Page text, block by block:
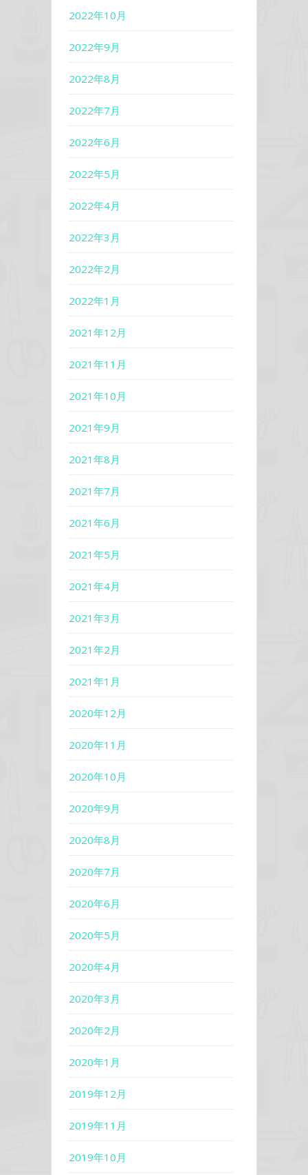
2022年10月
2022年9月
2022年8月
2022年7月
2022年6月
2022年5月
2022年4月
2022年3月
2022年2月
2022年1月
2021年12月
2021年11月
2021年10月
2021年9月
2021年8月
2021年7月
2021年6月
2021年5月
2021年4月
2021年3月
2021年2月
2021年1月
2020年12月
2020年11月
2020年10月
2020年9月
2020年8月
2020年7月
2020年6月
2020年5月
2020年4月
2020年3月
2020年2月
2020年1月
2019年12月
2019年11月
2019年10月